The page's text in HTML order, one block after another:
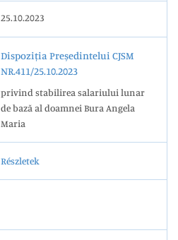
25.10.2023
Dispoziția Președintelui CJSM
NR.411/25.10.2023
privind stabilirea salariului lunar
de bază al doamnei Bura Angela
Maria
Részletek